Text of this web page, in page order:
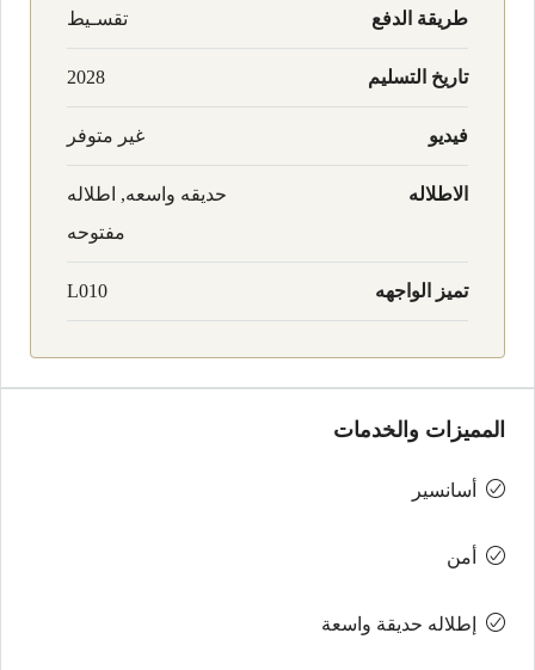
طريقة الدفع تقسـيط
تاريخ التسليم 2028
فيديو غير متوفر
الاطلاله
حديقه واسعه, اطلاله
مفتوحه
تميز الواجهه L010
المميزات والخدمات
أسانسير
أمن
إطلاله حديقة واسعة